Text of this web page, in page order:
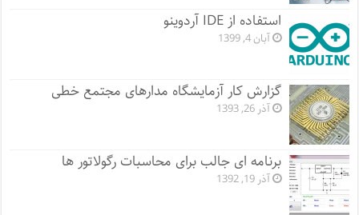
استفاده از IDE آردوینو
آبان 4, 1399
گزارش کار آزمایشگاه مدارهای مجتمع خطی
آذر 26, 1393
برنامه ای جالب برای محاسبات رگولاتور ها
آذر 19, 1392